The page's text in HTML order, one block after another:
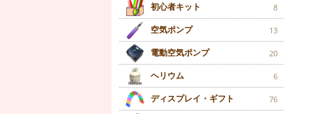
初心者キット 8
空気ポンプ 13
電動空気ポンプ 20
ヘリウム 6
ディスプレイ・ギフト 76